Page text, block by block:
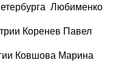
Любименко
Коренев Павел
Ковшова Марина